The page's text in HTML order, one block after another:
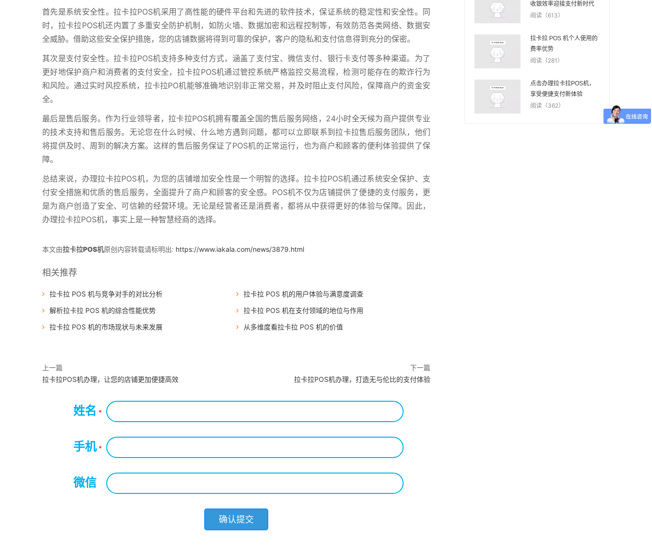
首先是系统安全性。拉卡拉POS机采用了高性能的硬件平台和先进的软件技术，保证系统的稳定性和安全性。同
时，拉卡拉POS机还内置了多重安全防护机制，如防火墙、数据加密和远程控制等，有效防范各类网络、数据安
全威胁。借助这些安全保护措施，您的店铺数据将得到可靠的保护，客户的隐私和支付信息得到充分的保密。
其次是支付安全性。拉卡拉POS机支持多种支付方式，涵盖了支付宝、微信支付、银行卡支付等多种渠道。为了
更好地保护商户和消费者的支付安全，拉卡拉POS机通过管控系统严格监控交易流程，检测可能存在的欺诈行为
和风险。通过实时风控系统，拉卡拉PO机能够准确地识别非正常交易，并及时阻止支付风险，保障商户的资金安
全。
最后是售后服务。作为行业领导者，拉卡拉POS机拥有覆盖全国的售后服务网络，24小时全天候为商户提供专业
的技术支持和售后服务。无论您在什么时候、什么地方遇到问题，都可以立即联系到拉卡拉售后服务团队，他们
将提供及时、周到的解决方案。这样的售后服务保证了POS机的正常运行，也为商户和顾客的便利体验提供了保
障。
总结来说，办理拉卡拉POS机，为您的店铺增加安全性是一个明智的选择。拉卡拉POS机通过系统安全保护、支
付安全措施和优质的售后服务，全面提升了商户和顾客的安全感。POS机不仅为店铺提供了便捷的支付服务，更
是为商户创造了安全、可信赖的经营环境。无论是经营者还是消费者，都将从中获得更好的体验与保障。因此，
办理拉卡拉POS机，事实上是一种智慧经商的选择。
本文由拉卡拉POS机原创内容转载请标明出: https://www.iakala.com/news/3879.html
相关推荐
拉卡拉 POS 机与竞争对手的对比分析
拉卡拉 POS 机的用户体验与满意度调查
解析拉卡拉 POS 机的综合性能优势
拉卡拉 POS 机在支付领域的地位与作用
拉卡拉 POS 机的市场现状与未来发展
从多维度看拉卡拉 POS 机的价值
上一篇
拉卡拉POS机办理，让您的店铺更加便捷高效
下一篇
拉卡拉POS机办理，打造无与伦比的支付体验
姓名 *
手机*
微信
收银效率迎接支付新时代
阅读（613）
拉卡拉 POS 机个人使用的
费率优势
阅读（281）
点击办理拉卡拉POS机，
享受便捷支付新体验
阅读（362）